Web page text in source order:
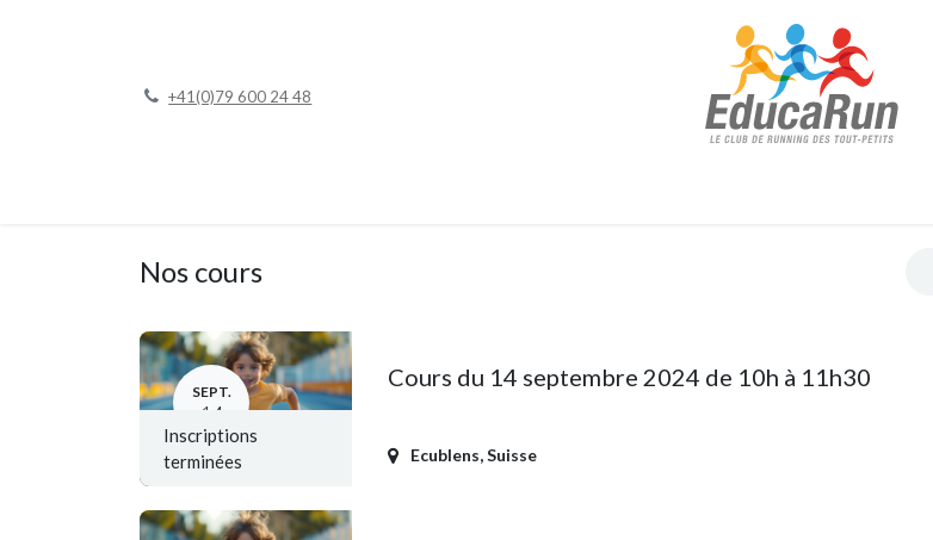
+41(0)79 600 24 48
Nos cours
SEPT.
14
Inscriptions
terminées
Cours du 14 septembre 2024 de 10h à 11h30
Ecublens,Suisse